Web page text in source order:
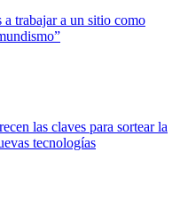
trabajar a un sitio como
las claves para sortear la
tecnologías